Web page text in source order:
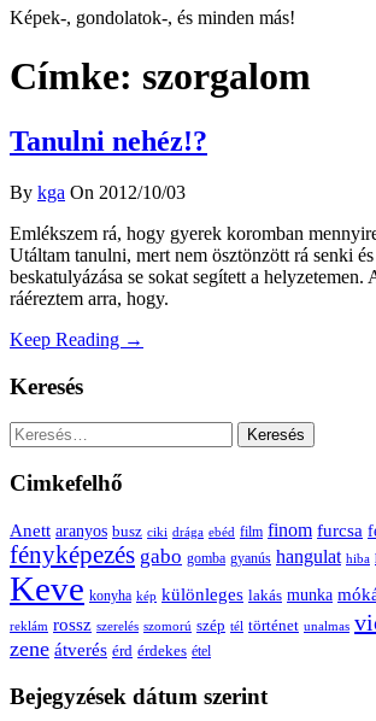
Képek-, gondolatok-, és minden más!
Címke: szorgalom
Tanulni nehéz!?
By kga On 2012/10/03
Emlékszem rá, hogy gyerek koromban
Utáltam tanulni, mert nem ösztönzött rá senki
beskatulyázása se sokat segített a helyzetemen.
ráéreztem arra, hogy.
Keep Reading →
Keresés
Keresés:
Cimkefelhő
Anett aranyos busz ciki drága ebéd film finom furcsa
fényképezés gabo gomba gyanús hangulat hiba
Keve konyha kép különleges lakás munka
reklám rossz szerelés szomorú szép tél történet unalmas
zene átverés érd érdekes étel
Bejegyzések dátum szerint